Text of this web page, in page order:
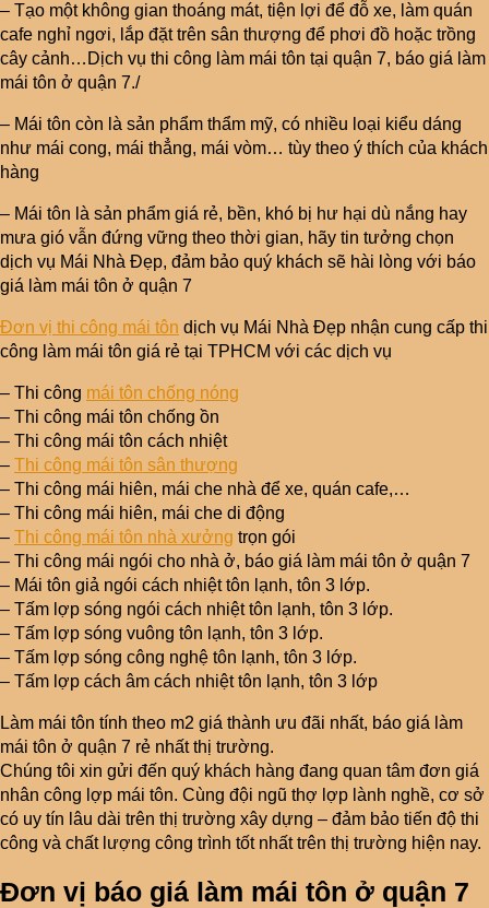
– Tạo một không gian thoáng mát, tiện lợi để đỗ xe, làm quán
cafe nghỉ ngơi, lắp đặt trên sân thượng để phơi đồ hoặc trồng
cây cảnh…Dịch vụ thi công làm mái tôn tại quận 7, báo giá làm
mái tôn ở quận 7./
– Mái tôn còn là sản phẩm thẩm mỹ, có nhiều loại kiểu dáng
như mái cong, mái thẳng, mái vòm… tùy theo ý thích của khách
hàng
– Mái tôn là sản phẩm giá rẻ, bền, khó bị hư hại dù nắng hay
mưa gió vẫn đứng vững theo thời gian, hãy tin tưởng chọn
dịch vụ Mái Nhà Đẹp, đảm bảo quý khách sẽ hài lòng với báo
giá làm mái tôn ở quận 7
Đơn vị thi công mái tôn dịch vụ Mái Nhà Đẹp nhận cung cấp thi
công làm mái tôn giá rẻ tại TPHCM với các dịch vụ
– Thi công mái tôn chống nóng
– Thi công mái tôn chống ồn
– Thi công mái tôn cách nhiệt
– Thi công mái tôn sân thượng
– Thi công mái hiên, mái che nhà để xe, quán cafe,…
– Thi công mái hiên, mái che di động
– Thi công mái tôn nhà xưởng trọn gói
– Thi công mái ngói cho nhà ở, báo giá làm mái tôn ở quận 7
– Mái tôn giả ngói cách nhiệt tôn lạnh, tôn 3 lớp.
– Tấm lợp sóng ngói cách nhiệt tôn lạnh, tôn 3 lớp.
– Tấm lợp sóng vuông tôn lạnh, tôn 3 lớp.
– Tấm lợp sóng công nghệ tôn lạnh, tôn 3 lớp.
– Tấm lợp cách âm cách nhiệt tôn lạnh, tôn 3 lớp
Làm mái tôn tính theo m2 giá thành ưu đãi nhất, báo giá làm
mái tôn ở quận 7 rẻ nhất thị trường.
Chúng tôi xin gửi đến quý khách hàng đang quan tâm đơn giá
nhân công lợp mái tôn. Cùng đội ngũ thợ lợp lành nghề, cơ sở
có uy tín lâu dài trên thị trường xây dựng – đảm bảo tiến độ thi
công và chất lượng công trình tốt nhất trên thị trường hiện nay.
Đơn vị báo giá làm mái tôn ở quận 7